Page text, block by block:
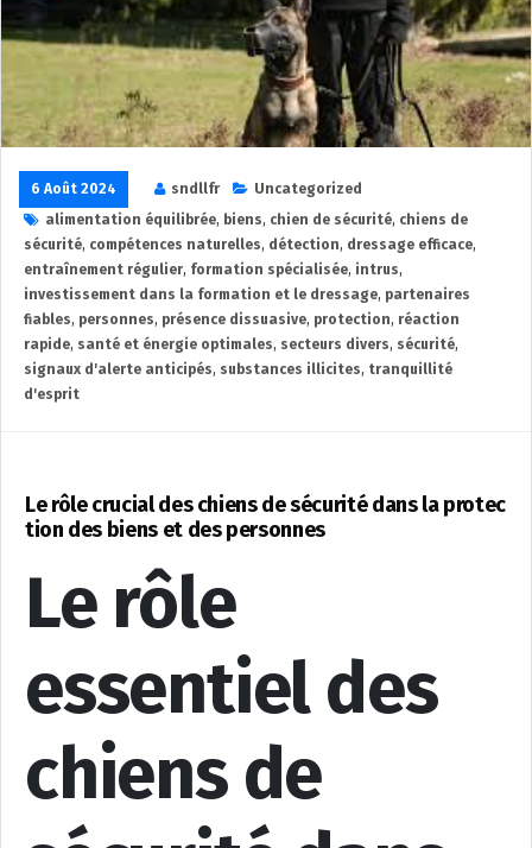
6 Août 2024 sndllfr
Uncategorized
alimentation équilibrée, biens, chien de sécurité, chiens de
sécurité, compétences naturelles, détection, dressage efficace,
entraînement régulier, formation spécialisée, intrus,
investissement dans la formation et le dressage, partenaires
fiables, personnes, présence dissuasive, protection, réaction
rapide, santé et énergie optimales, secteurs divers, sécurité,
signaux d'alerte anticipés, substances illicites, tranquillité
d'esprit
Le rôle crucial des chiens de sécurité dans la protec
tion des biens et des personnes
Le rôle
essentiel des
chiens de